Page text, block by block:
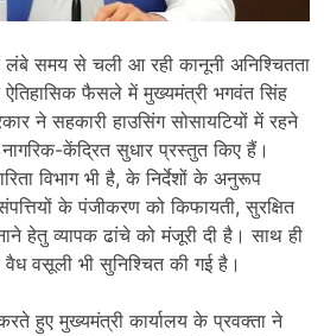
लंबे समय से चली आ रही कानूनी अनिश्चितता
फैसले में मुख्यमंत्री भगवंत सिंह
ने सहकारी हाउसिंग सोसायटियों में रहने
केंद्रित सुधार प्रस्तुत किए हैं।
विभाग भी है, के निर्देशों के अनुरूप
के पंजीकरण को किफायती, सुरक्षित
हेतु व्यापक ढांचे को मंजूरी दी है। साथ ही
वसूली भी सुनिश्चित की गई है।
हुए मुख्यमंत्री कार्यालय के प्रवक्ता ने